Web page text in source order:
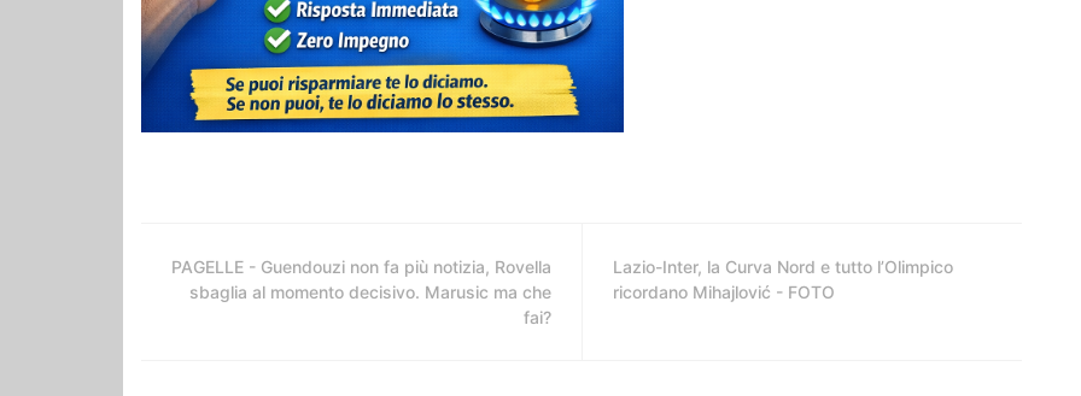
PAGELLE - Guendouzi non fa più notizia, Rovella
sbaglia al momento decisivo. Marusic ma che
fai?
Lazio-Inter, la Curva Nord e tutto l’Olimpico
ricordano Mihajlović - FOTO